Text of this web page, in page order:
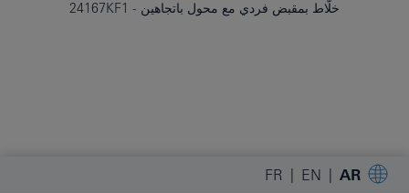
خلّاط بمقبض فردي مع محول باتجاهين
24167KF1
AR
EN
FR